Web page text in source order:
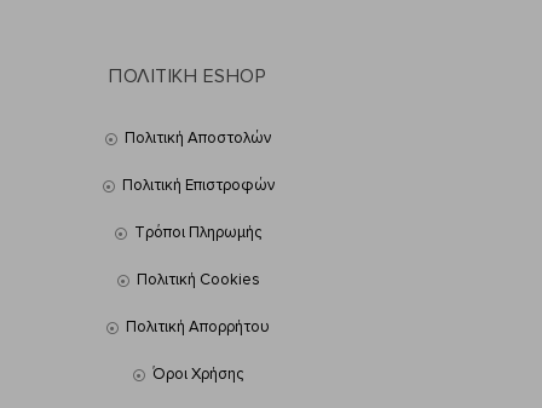
ΠΟΛΙΤΙΚΗ ESHOP
Πολιτική Αποστολών
Πολιτική Επιστροφών
Τρόποι Πληρωμής
Πολιτική Cookies
Πολιτική Απορρήτου
Όροι Χρήσης